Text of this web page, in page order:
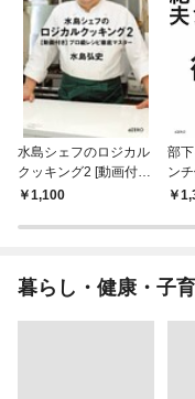
水島シェフのロジカル
クッキング2 [動画付
き]プロ級レシピ徹底マ
1,100
部
ン
術
暮らし・健康・子